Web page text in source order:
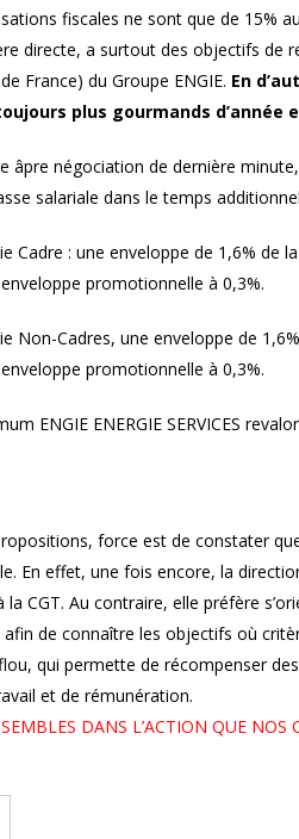
fiscales ne sont que de 15%
directe, a surtout des objectifs de
France) du Groupe ENGIE. En
plus gourmands d’année
âpre négociation de dernière
salariale dans le temps
Cadre : une enveloppe de 1,6% de
promotionnelle à 0,3%.
Non-Cadres, une enveloppe de
promotionnelle à 0,3%.
ENGIE ENERGIE SERVICES
force est de constater
En effet, une fois encore, la
la CGT. Au contraire, elle préfère
afin de connaître les objectifs où
qui permette de récompenser
et de rémunération.
DANS L’ACTION QUE